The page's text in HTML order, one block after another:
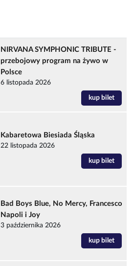
NIRVANA SYMPHONIC TRIBUTE -
przebojowy program na żywo w
Polsce
6 listopada 2026
kup bilet
Kabaretowa Biesiada Śląska
22 listopada 2026
kup bilet
Bad Boys Blue, No Mercy, Francesco
Napoli i Joy
3 października 2026
kup bilet